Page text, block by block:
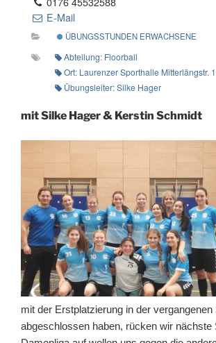
E-Mail
ÜBUNGSSTUNDEN ERWACHSENE
Abteilung: Floorball
Ort: Laurenzer Sporthalle Mitterlängstr.
Übungsleiter: Silke Hager
mit Silke Hager & Kerstin Schmidt
mit der Erstplatzierung in der vergangenen
abgeschlossen haben, rücken wir nächste